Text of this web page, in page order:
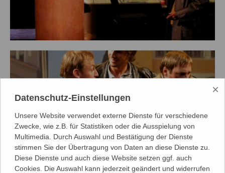
Datenschutz-Einstellungen
×
Unsere Website verwendet externe Dienste für verschiedene
Zwecke, wie z.B. für Statistiken oder die Ausspielung von
Multimedia. Durch Auswahl und Bestätigung der Dienste
stimmen Sie der Übertragung von Daten an diese Dienste zu.
Diese Dienste und auch diese Website setzen ggf. auch
Cookies. Die Auswahl kann jederzeit geändert und widerrufen